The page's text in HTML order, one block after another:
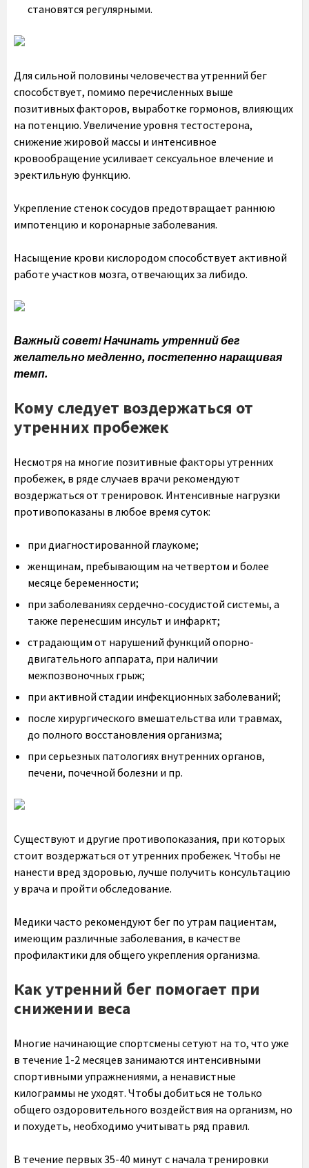
становятся регулярными.
Для сильной половины человечества утренний бег
способствует, помимо перечисленных выше
позитивных факторов, выработке гормонов, влияющих
на потенцию. Увеличение уровня тестостерона,
снижение жировой массы и интенсивное
кровообращение усиливает сексуальное влечение и
эректильную функцию.
Укрепление стенок сосудов предотвращает раннюю
импотенцию и коронарные заболевания.
Насыщение крови кислородом способствует активной
работе участков мозга, отвечающих за либидо.
Важный совет! Начинать утренний бег
желательно медленно, постепенно наращивая
темп.
Кому следует воздержаться от
утренних пробежек
Несмотря на многие позитивные факторы утренних
пробежек, в ряде случаев врачи рекомендуют
воздержаться от тренировок. Интенсивные нагрузки
противопоказаны в любое время суток:
при диагностированной глаукоме;
женщинам, пребывающим на четвертом и более
месяце беременности;
при заболеваниях сердечно-сосудистой системы, а
также перенесшим инсульт и инфаркт;
страдающим от нарушений функций опорно-
двигательного аппарата, при наличии
межпозвоночных грыж;
при активной стадии инфекционных заболеваний;
после хирургического вмешательства или травмах,
до полного восстановления организма;
при серьезных патологиях внутренних органов,
печени, почечной болезни и пр.
Существуют и другие противопоказания, при которых
стоит воздержаться от утренних пробежек. Чтобы не
нанести вред здоровью, лучше получить консультацию
у врача и пройти обследование.
Медики часто рекомендуют бег по утрам пациентам,
имеющим различные заболевания, в качестве
профилактики для общего укрепления организма.
Как утренний бег помогает при
снижении веса
Многие начинающие спортсмены сетуют на то, что уже
в течение 1-2 месяцев занимаются интенсивными
спортивными упражнениями, а ненавистные
килограммы не уходят. Чтобы добиться не только
общего оздоровительного воздействия на организм, но
и похудеть, необходимо учитывать ряд правил.
В течение первых 35-40 минут с начала тренировки